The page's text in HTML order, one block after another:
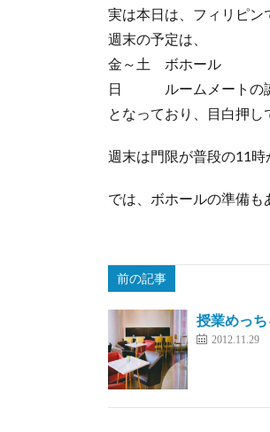
実は本日は、フィリピン
週末の予定は、
金～土 ボホール
日 ルームメートの
となっており、目白押し
週末は門限が普段の11
では、ボホールの準備も
前の記事
授業めっち
2012.11.29